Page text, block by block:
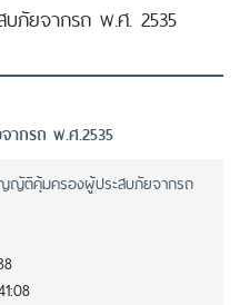
ภัยจากรถ พ.ศ. 2535
ากรถ พ.ศ.2535
ญัติคุ้มครองผู้ประสบภัยจากรถ